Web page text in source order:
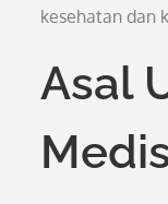
kesehatan dan
Asal